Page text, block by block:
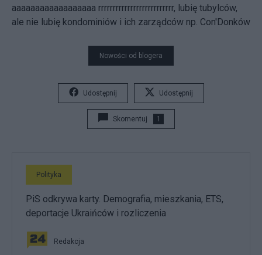
aaaaaaaaaaaaaaaaaa rrrrrrrrrrrrrrrrrrrrrrrrrr, lubię tubylców,
ale nie lubię kondominiów i ich zarządców np. Con'Donków
Nowości od blogera
Udostępnij Udostępnij
Skomentuj 1
Polityka
PiS odkrywa karty. Demografia, mieszkania, ETS,
deportacje Ukraińców i rozliczenia
Redakcja